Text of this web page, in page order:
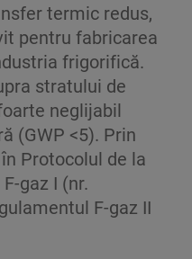
termic redus,
pentru fabricarea
frigorifică.
stratului de
neglijabil
(GWP <5). Prin
Protocolul de la
gaz I (nr.
F-gaz II